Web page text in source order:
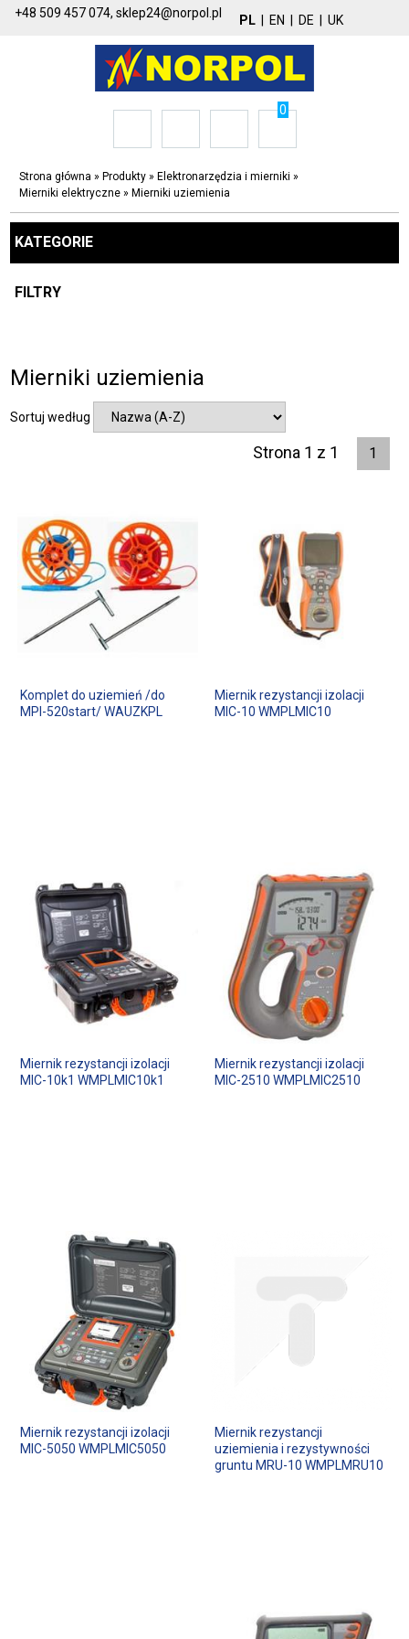
+48 509 457 074,sklep24@norpol.pl PL EN DE UK
0
Strona główna » Produkty » Elektronarzędzia i mierniki »
Mierniki elektryczne » Mierniki uziemienia
KATEGORIE
FILTRY
Mierniki uziemienia
Sortuj według
Strona 1 z 1 1
Komplet do uziemień /do
MPI-520start/ WAUZKPL
Miernik rezystancji izolacji
MIC-10 WMPLMIC10
Miernik rezystancji izolacji
MIC-10k1 WMPLMIC10k1
Miernik rezystancji izolacji
MIC-2510 WMPLMIC2510
Miernik rezystancji izolacji
MIC-5050 WMPLMIC5050
Miernik rezystancji
uziemienia i rezystywności
gruntu MRU-10 WMPLMRU10